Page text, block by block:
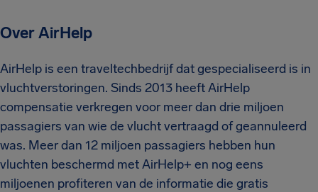
Over AirHelp
AirHelp is een traveltechbedrijf dat gespecialiseerd is in
vluchtverstoringen. Sinds 2013 heeft AirHelp
compensatie verkregen voor meer dan drie miljoen
passagiers van wie de vlucht vertraagd of geannuleerd
was. Meer dan 12 miljoen passagiers hebben hun
vluchten beschermd met AirHelp+ en nog eens
miljoenen profiteren van de informatie die gratis